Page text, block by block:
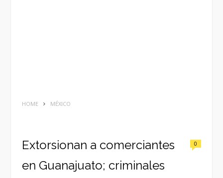
HOME MÉXICO
Extorsionan a comerciantes
en Guanajuato; criminales
0